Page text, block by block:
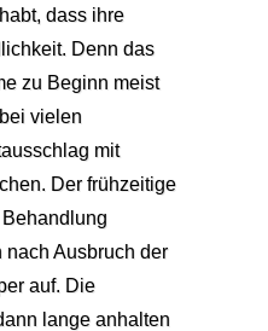
dass ihre
Denn das
zu Beginn meist
vielen
mit
Der frühzeitige
Ausbruch der
auf. Die
lange anhalten